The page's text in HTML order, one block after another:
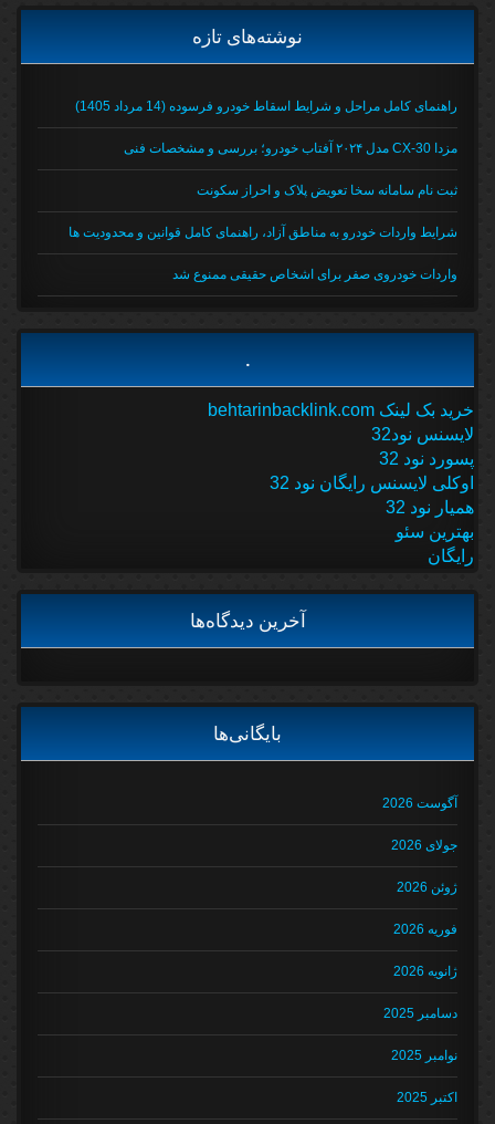
نوشته‌های تازه
راهنمای کامل مراحل و شرایط اسقاط خودرو فرسوده (14 مرداد 1405)
مزدا CX-30 مدل ۲۰۲۴ آفتاب خودرو؛ بررسی و مشخصات فنی
ثبت نام سامانه سخا تعویض پلاک و احراز سکونت
شرایط واردات خودرو به مناطق آزاد، راهنمای کامل قوانین و محدودیت ها
واردات خودروی صفر برای اشخاص حقیقی ممنوع شد
خرید بک لینک behtarinbacklink.com
لایسنس نود32
پسورد نود 32
اوکلی لایسنس رایگان نود 32
همیار نود 32
بهترین سئو
رایگان
آخرین دیدگاه‌ها
بایگانی‌ها
آگوست 2026
جولای 2026
ژوئن 2026
فوریه 2026
ژانویه 2026
دسامبر 2025
نوامبر 2025
اکتبر 2025